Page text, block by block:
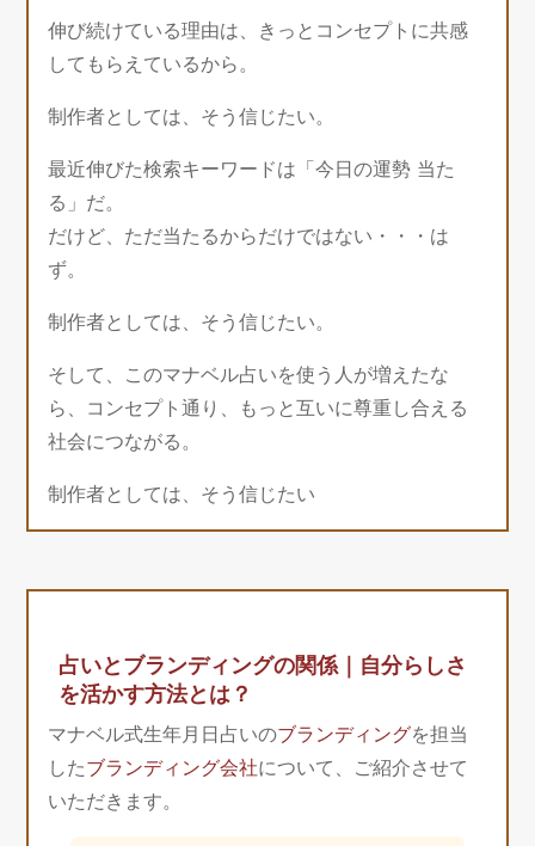
伸び続けている理由は、きっとコンセプトに共感
してもらえているから。
制作者としては、そう信じたい。
最近伸びた検索キーワードは「今日の運勢 当た
る」だ。
だけど、ただ当たるからだけではない・・・は
ず。
制作者としては、そう信じたい。
そして、このマナベル占いを使う人が増えたな
ら、コンセプト通り、もっと互いに尊重し合える
社会につながる。
制作者としては、そう信じたい
占いとブランディングの関係｜自分らしさ
を活かす方法とは？
マナベル式生年月日占いのブランディングを担当
したブランディング会社について、ご紹介させて
いただきます。